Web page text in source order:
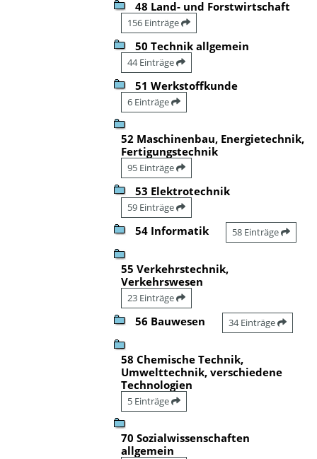
48 Land- und Forstwirtschaft
156 Einträge
50 Technik allgemein
44 Einträge
51 Werkstoffkunde
6 Einträge
52 Maschinenbau, Energietechnik,
Fertigungstechnik
95 Einträge
53 Elektrotechnik
59 Einträge
54 Informatik 58 Einträge
55 Verkehrstechnik,
Verkehrswesen
23 Einträge
56 Bauwesen 34 Einträge
58 Chemische Technik,
Umwelttechnik, verschiedene
Technologien
5 Einträge
70 Sozialwissenschaften
allgemein